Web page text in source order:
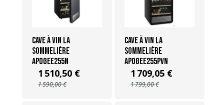
Cave à vin La
Sommelière
APOGEE255N
1 510,50 €
1 590,00 €
Cave à vin La
Sommelière
APOGEE255PVN
1 709,05 €
1 799,00 €